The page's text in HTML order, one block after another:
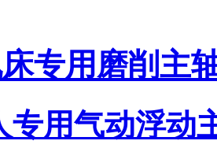
专用磨削主
专用气动浮动